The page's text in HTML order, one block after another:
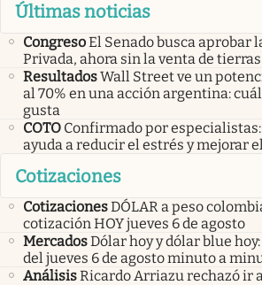
Últimas noticias
CongresoEl Senado busca aprobar
Privada, ahora sin la venta de
ResultadosWall Street ve un
al 70% en una acción argentina:
gusta
COTO Confirmado por
ayuda a reducir el estrés y mejorar
Cotizaciones
CotizacionesDÓLAR a peso
cotización HOY jueves 6 de agosto
MercadosDólar hoy y dólar blue
del jueves 6 de agosto minuto a
AnálisisRicardo Arriazu rechazó ir